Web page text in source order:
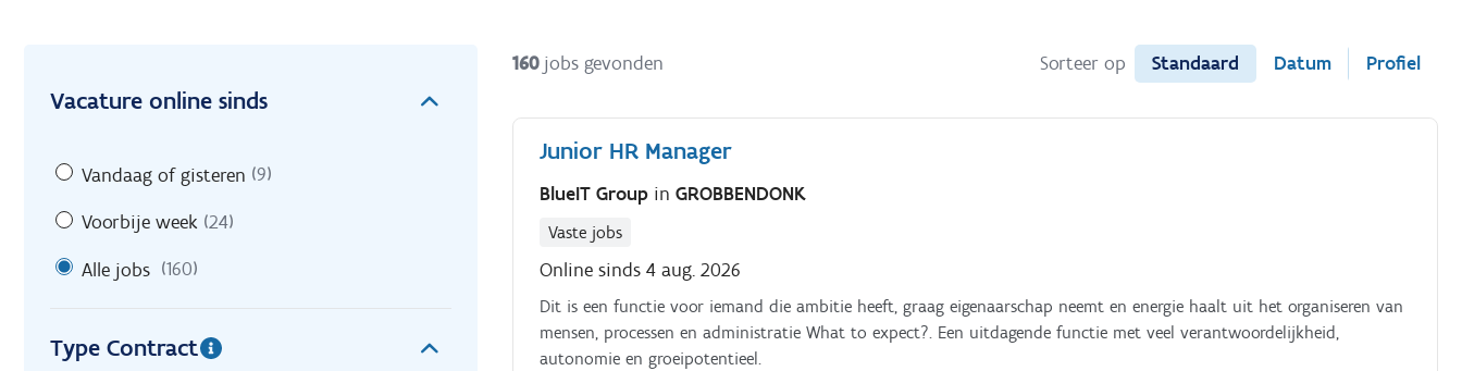
Vacature online sinds
Vandaag of gisteren (9)
Voorbije week (24)
Alle jobs (160)
Type Contract
160 jobs gevonden Sorteer op Standaard Datum Profiel
Junior HR Manager
BlueIT Group inGROBBENDONK
Vaste jobs
Online sinds 4 aug. 2026
Dit is een functie voor iemand die ambitie heeft, graag eigenaarschap neemt en energie haalt uit het organiseren van
mensen, processen en administratie What to expect?. Een uitdagende functie met veel verantwoordelijkheid,
autonomie en groeipotentieel.